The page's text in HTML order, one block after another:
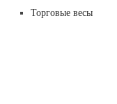
Торговые весы